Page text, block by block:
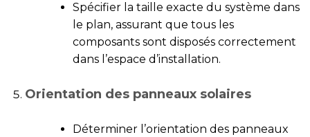
Spécifier la taille exacte du système dans
le plan, assurant que tous les
composants sont disposés correctement
dans l’espace d’installation.
Orientation des panneaux solaires
Déterminer l’orientation des panneaux